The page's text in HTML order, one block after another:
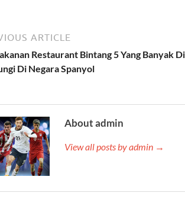
ARTICLE
Restaurant Bintang 5 Yang Banyak Di
Di Negara Spanyol
About admin
View all posts by admin →